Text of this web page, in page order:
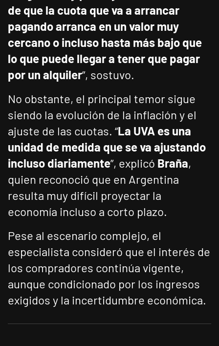
de que la cuota que va a arrancar
pagando arranca en un valor muy
cercano o incluso hasta más bajo que
lo que puede llegar a tener que pagar
por un alquiler”, sostuvo.
No obstante, el principal temor sigue
siendo la evolución de la inflación y el
ajuste de las cuotas. “La UVA es una
unidad de medida que se va ajustando
incluso diariamente”, explicó Braña,
quien reconoció que en Argentina
resulta muy difícil proyectar la
economía incluso a corto plazo.
Pese al escenario complejo, el
especialista consideró que el interés de
los compradores continúa vigente,
aunque condicionado por los ingresos
exigidos y la incertidumbre económica.